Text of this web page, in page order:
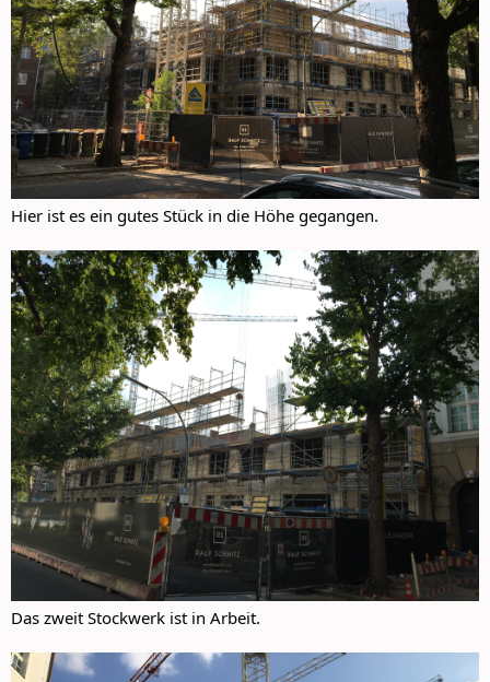
Hier ist es ein gutes Stück in die Höhe gegangen.
Das zweit Stockwerk ist in Arbeit.